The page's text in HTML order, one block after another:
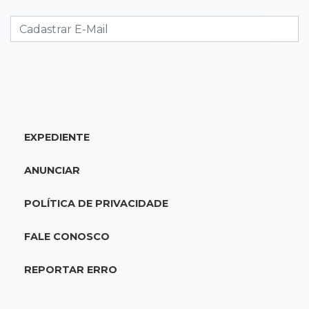
gols em quatro jogos
18:05Energia renovável
supera 31 milhões de litros
Suspeito de roubo morre ao reagir à
EXPEDIENTE
ANUNCIAR
POLÍTICA DE PRIVACIDADE
FALE CONOSCO
REPORTAR ERRO